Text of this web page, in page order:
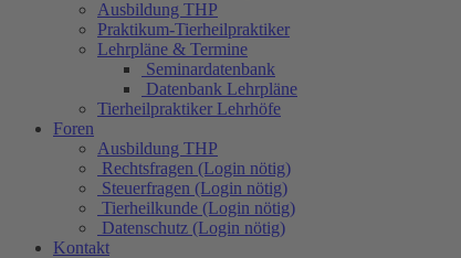
Ausbildung THP
Praktikum-Tierheilpraktiker
Lehrpläne & Termine
Seminardatenbank
Datenbank Lehrpläne
Tierheilpraktiker Lehrhöfe
Foren
Ausbildung THP
Rechtsfragen (Login nötig)
Steuerfragen (Login nötig)
Tierheilkunde (Login nötig)
Datenschutz (Login nötig)
Kontakt